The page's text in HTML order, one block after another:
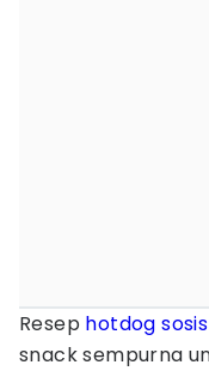
Resep hotdog sosis
snack sempurna